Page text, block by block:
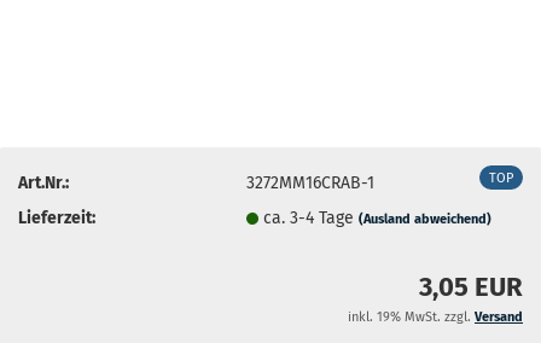
TOP
Art.Nr.:
3272MM16CRAB-1
Lieferzeit:
ca. 3-4 Tage(Ausland abweichend)
3,05 EUR
inkl. 19% MwSt. zzgl. Versand